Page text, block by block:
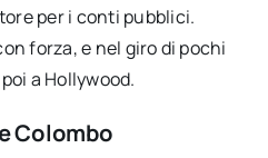
per i conti pubblici.
forza, e nel giro di pochi
a Hollywood.
Colombo